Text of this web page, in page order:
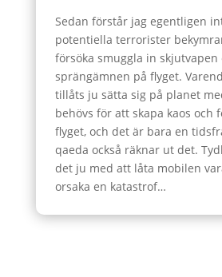
Sedan förstår jag egentligen
potentiella terrorister
försöka smuggla in skjutvapen
sprängämnen på flyget.
tillåts ju sätta sig på planet
behövs för att skapa kaos och
flyget, och det är bara en
qaeda också räknar ut det.
det ju med att låta mobilen
orsaka en katastrof…